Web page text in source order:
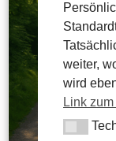
weiter,
wird
Link
Technical